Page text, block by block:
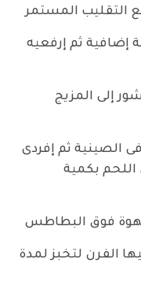
التقليب المستمر
إضافية ثم إرفعيه
إلى المزيج
ثم إفردى
بكمية
فوق البطاطس
الفرن لتخبز لمدة